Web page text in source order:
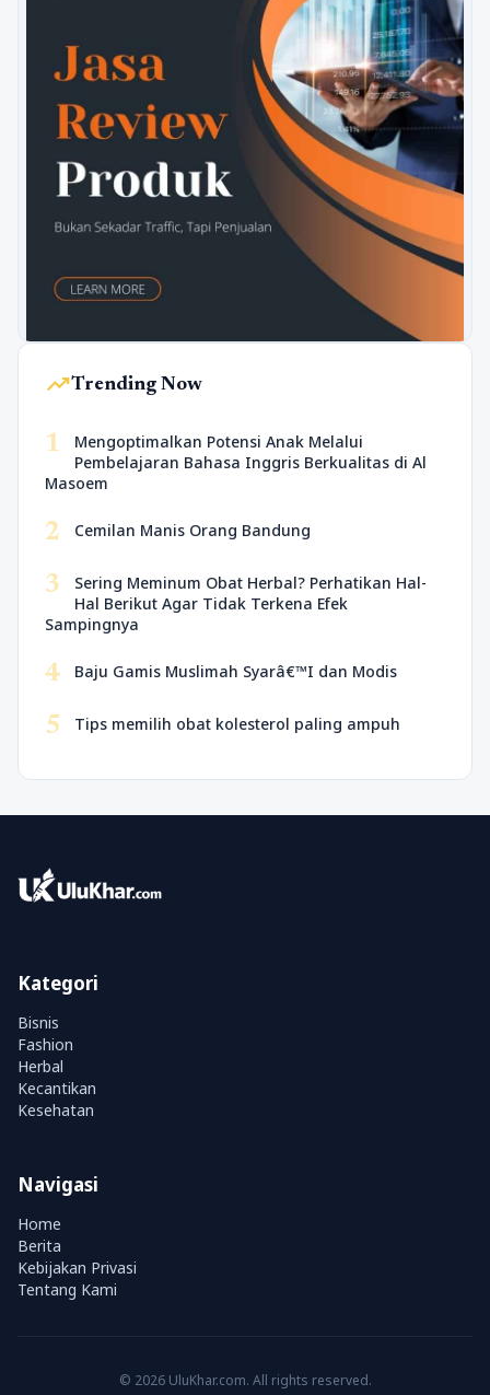
trending_upTrending Now
1
Mengoptimalkan Potensi Anak Melalui
Pembelajaran Bahasa Inggris Berkualitas di Al
Masoem
2 Cemilan Manis Orang Bandung
3
Sering Meminum Obat Herbal? Perhatikan Hal-
Hal Berikut Agar Tidak Terkena Efek
Sampingnya
4 Baju Gamis Muslimah Syarâ€™I dan Modis
5 Tips memilih obat kolesterol paling ampuh
Kategori
Bisnis
Fashion
Herbal
Kecantikan
Kesehatan
Navigasi
Home
Berita
Kebijakan Privasi
Tentang Kami
© 2026 UluKhar.com. All rights reserved.